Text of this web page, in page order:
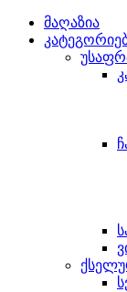
მაღაზია